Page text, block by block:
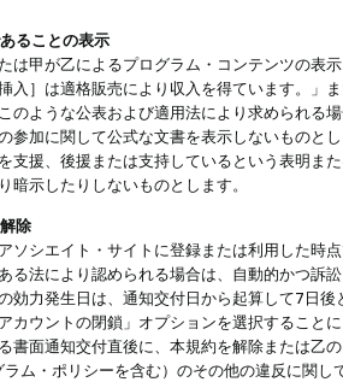
ることの表示
は甲が乙によるプログラム・コンテンツの表
入］は適格販売により収入を得ています。」
のような公表および適用法により求められる
参加に関して公式な文書を表示しないもの
支援、後援または支持しているという表明ま
暗示したりしないものとします。
除
ソシエイト・サイトに登録または利用した時
る法により認められる場合は、自動的かつ訴
効力発生日は、通知交付日から起算して7日
カウントの閉鎖」オプションを選択するこ
書面通知交付直後に、本規約を解除または乙
ム・ポリシーを含む）のその他の違反に関